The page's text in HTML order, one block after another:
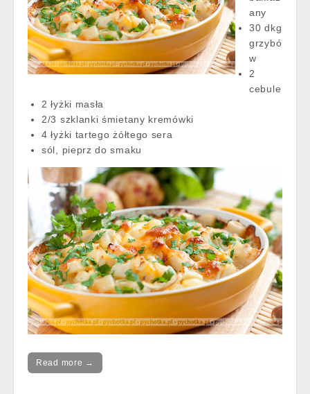
any
30 dkg
grzybó
w
2
cebule
2 łyżki masła
2/3 szklanki śmietany kremówki
4 łyżki tartego żółtego sera
sól, pieprz do smaku
Read more →